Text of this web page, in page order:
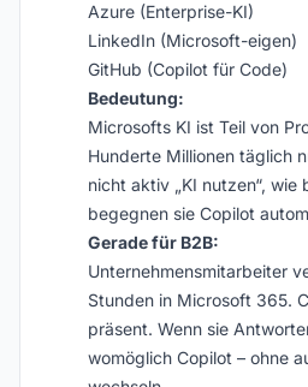
Azure (Enterprise-KI)
LinkedIn (Microsoft-eigen)
GitHub (Copilot für Code)
Bedeutung:
Microsofts KI ist Teil von
Hunderte Millionen täglich
nicht aktiv „KI nutzen“, wie
begegnen sie Copilot
Gerade für B2B:
Unternehmensmitarbeiter
Stunden in Microsoft 365.
präsent. Wenn sie
womöglich Copilot – ohne